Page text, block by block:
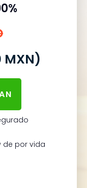
MXN)
de por vida